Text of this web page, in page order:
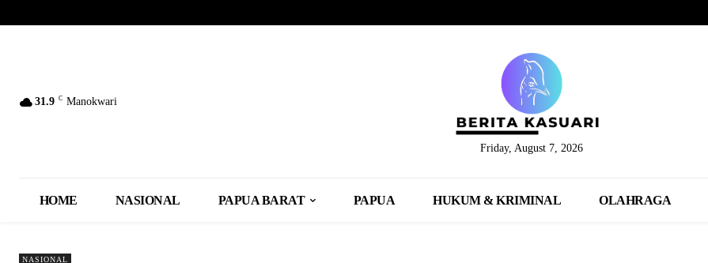
31.9 C Manokwari
Friday, August 7, 2026
HOME NASIONAL PAPUA BARAT PAPUA HUKUM & KRIMINAL OLAHRAGA
NASIONAL